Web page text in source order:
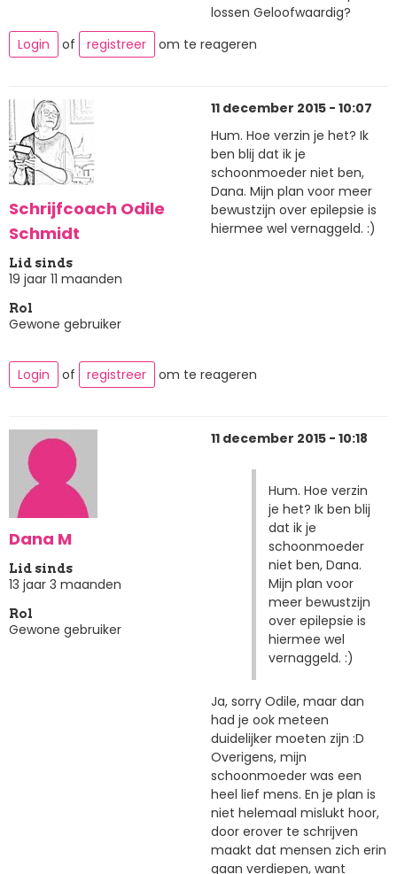
lossen Geloofwaardig?
Login
of registreer om te reageren
Schrijfcoach Odile
Schmidt
Lid sinds
19 jaar 11 maanden
Rol
Gewone gebruiker
11 december 2015 - 10:07
Hum. Hoe verzin je het? Ik
ben blij dat ik je
schoonmoeder niet ben,
Dana. Mijn plan voor meer
bewustzijn over epilepsie is
hiermee wel vernaggeld. :)
Login of registreer om te reageren
Dana M
Lid sinds
13 jaar 3 maanden
Rol
Gewone gebruiker
11 december 2015 - 10:18
Hum. Hoe verzin
je het? Ik ben blij
dat ik je
schoonmoeder
niet ben, Dana.
Mijn plan voor
meer bewustzijn
over epilepsie is
hiermee wel
vernaggeld. :)
Ja, sorry Odile, maar dan
had je ook meteen
duidelijker moeten zijn :D
Overigens, mijn
schoonmoeder was een
heel lief mens. En je plan is
niet helemaal mislukt hoor,
door erover te schrijven
maakt dat mensen zich erin
gaan verdiepen, want